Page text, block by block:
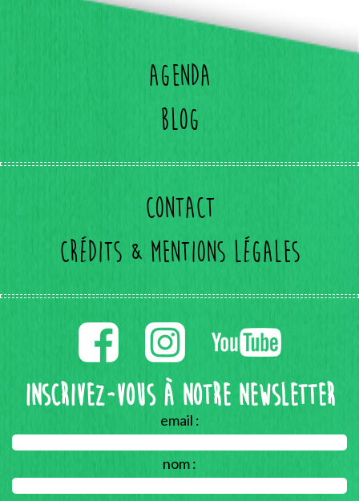
Agenda
Blog
Contact
Crédits & mentions légales
Inscrivez-vous à notre Newsletter
email :
nom :